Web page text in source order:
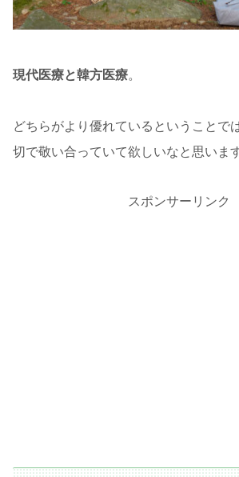
現代医療と韓方医療。
どちらがより優れているということで
切で敬い合っていて欲しいなと思います
スポンサーリンク